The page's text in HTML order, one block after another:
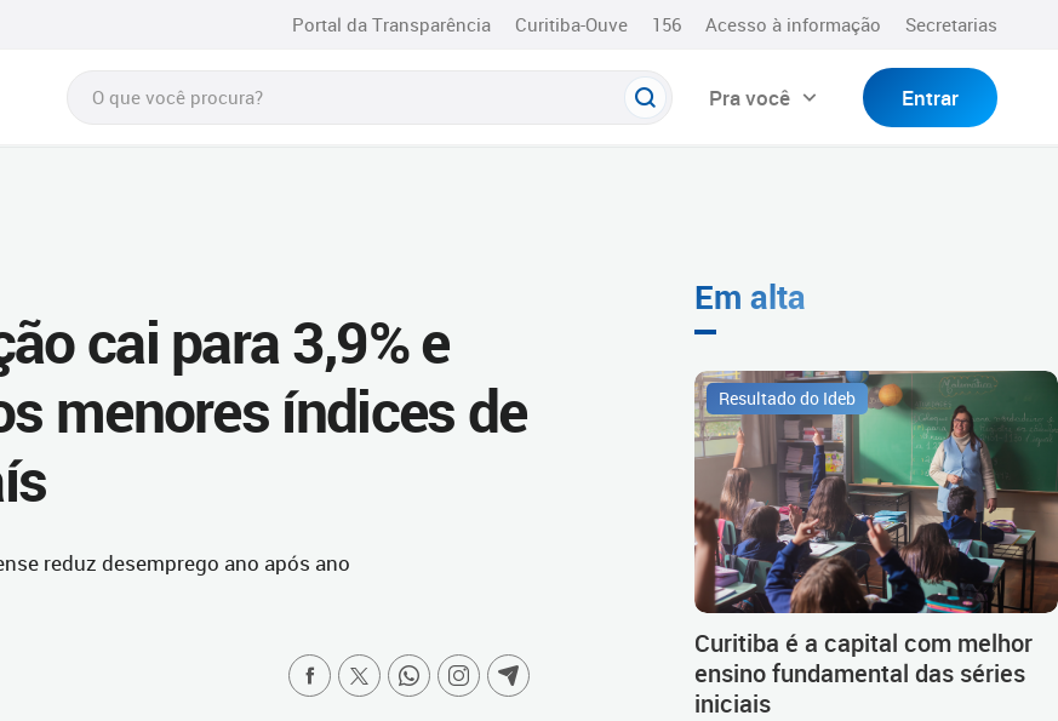
Portal da Transparência Curitiba-Ouve 156 Acesso à informação Secretarias
Pra você Entrar
cai para 3,9% e
menores índices de
reduz desemprego ano após ano
Em alta
Resultado do Ideb
Curitiba é a capital com melhor
ensino fundamental das séries
iniciais